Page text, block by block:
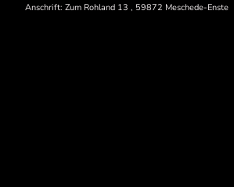
Anschrift: Zum Rohland 13 , 59872 Meschede-Enste